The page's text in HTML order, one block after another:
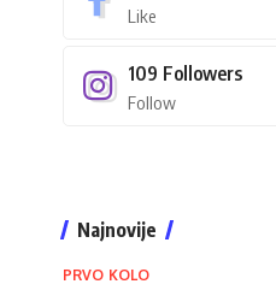
Like
109 Followers
Follow
Najnovije
PRVO KOLO